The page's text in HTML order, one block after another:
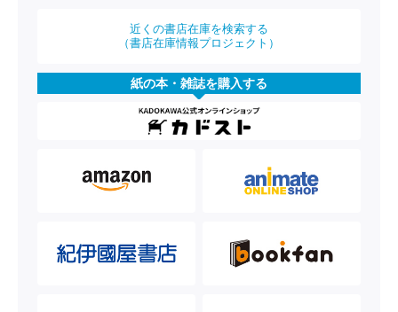
近くの書店在庫を検索する
（書店在庫情報プロジェクト）
紙の本・雑誌を購入する